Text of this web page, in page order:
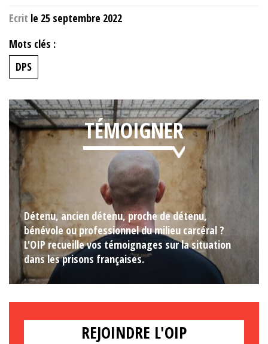
Ecrit le 25 septembre 2022
Mots clés :
DPS
TÉMOIGNER
Détenu, ancien détenu, proche de détenu,
bénévole ou professionnel du milieu carcéral ?
L'OIP recueille vos témoignages sur la situation
dans les prisons françaises.
REJOINDRE L'OIP